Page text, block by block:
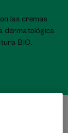
las cremas
dermatológica
BIO.
y